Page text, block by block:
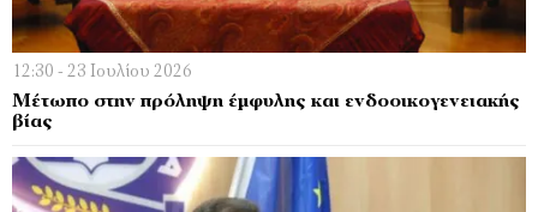
12:30 - 23 Ιουλίου 2026
Μέτωπο στην πρόληψη έμφυλης και ενδοοικογενειακής
βίας